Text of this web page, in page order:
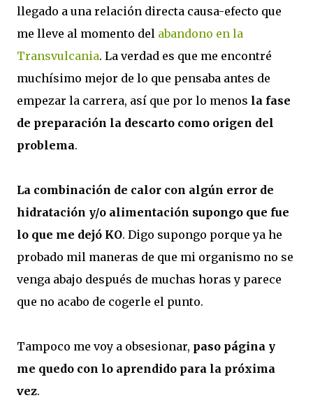
llegado a una relación directa causa-efecto que
me lleve al momento del abandono en la
Transvulcania. La verdad es que me encontré
muchísimo mejor de lo que pensaba antes de
empezar la carrera, así que por lo menos la fase
de preparación la descarto como origen del
problema.
La combinación de calor con algún error de
hidratación y/o alimentación supongo que fue
lo que me dejó KO. Digo supongo porque ya he
probado mil maneras de que mi organismo no se
venga abajo después de muchas horas y parece
que no acabo de cogerle el punto.
Tampoco me voy a obsesionar, paso página y
me quedo con lo aprendido para la próxima
vez.